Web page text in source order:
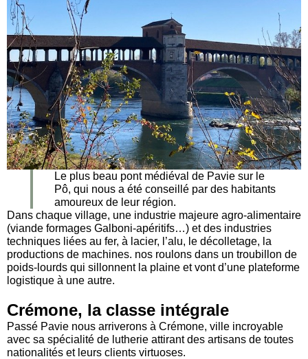
Le plus beau pont médiéval de Pavie sur le
Pô, qui nous a été conseillé par des habitants
amoureux de leur région.
Dans chaque village, une industrie majeure agro-alimentaire
(viande formages Galboni-apéritifs…) et des industries
techniques liées au fer, à lacier, l’alu, le décolletage, la
productions de machines. nos roulons dans un troubillon de
poids-lourds qui sillonnent la plaine et vont d’une plateforme
logistique à une autre.
Crémone, la classe intégrale
Passé Pavie nous arriverons à Crémone, ville incroyable
avec sa spécialité de lutherie attirant des artisans de toutes
nationalités et leurs clients virtuoses.